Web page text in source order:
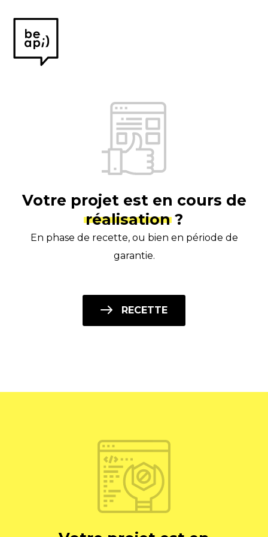
Be
API
Créateur
Votre projet est en cours de
réalisation?
En phase de recette, ou bien en période de
garantie.
RECETTE